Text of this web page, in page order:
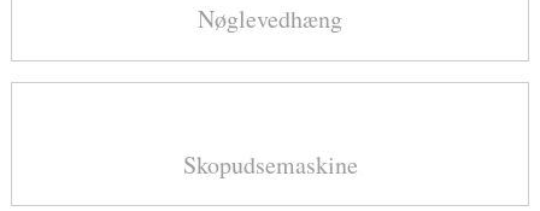
Nøglevedhæng
Skopudsemaskine